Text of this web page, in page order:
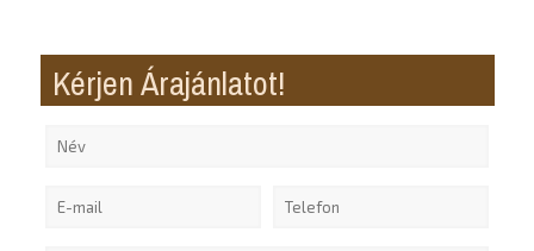
Kérjen Árajánlatot!